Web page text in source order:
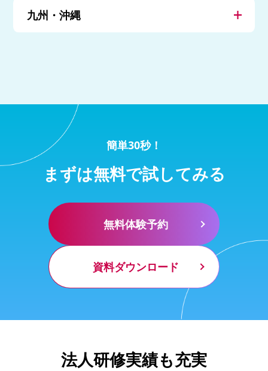
九州・沖縄
簡単30秒！
まずは無料で試してみる
無料体験予約
資料ダウンロード
法人研修実績も充実